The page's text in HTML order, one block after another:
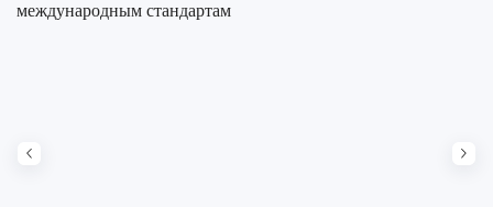
международным стандартам